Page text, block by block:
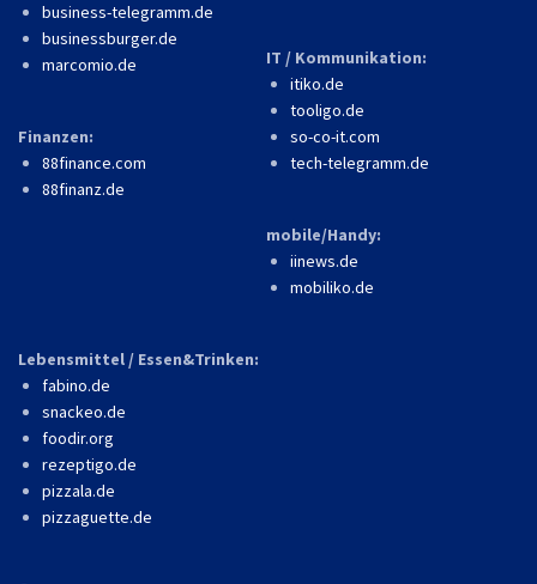
business-telegramm.de
businessburger.de
marcomio.de
Finanzen:
88finance.com
88finanz.de
IT / Kommunikation:
itiko.de
tooligo.de
so-co-it.com
tech-telegramm.de
mobile/Handy:
iinews.de
mobiliko.de
Lebensmittel / Essen&Trinken:
fabino.de
snackeo.de
foodir.org
rezeptigo.de
pizzala.de
pizzaguette.de